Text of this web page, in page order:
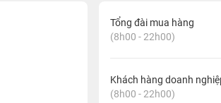
Tổng đài mua hàng
(8h00 - 22h00)
Khách hàng doanh
(8h00 - 22h00)